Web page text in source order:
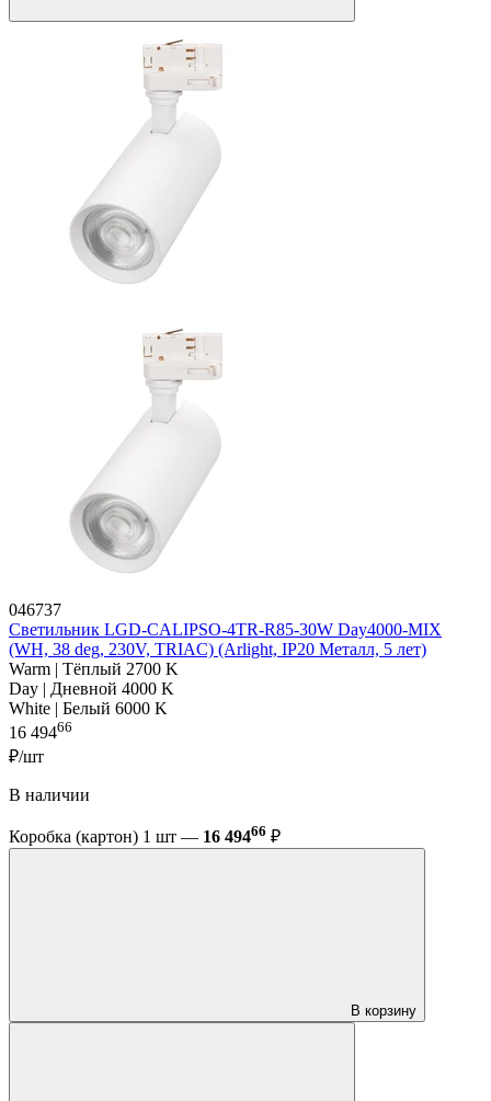
046737
Светильник LGD-CALIPSO-4TR-R85-30W Day4000-MIX
(WH, 38 deg, 230V, TRIAC) (Arlight, IP20 Металл, 5 лет)
Warm | Тёплый 2700 K
Day | Дневной 4000 K
White | Белый 6000 K
16 49466
₽/шт
В наличии
Коробка (картон) 1 шт — 16 49466 ₽
В корзину